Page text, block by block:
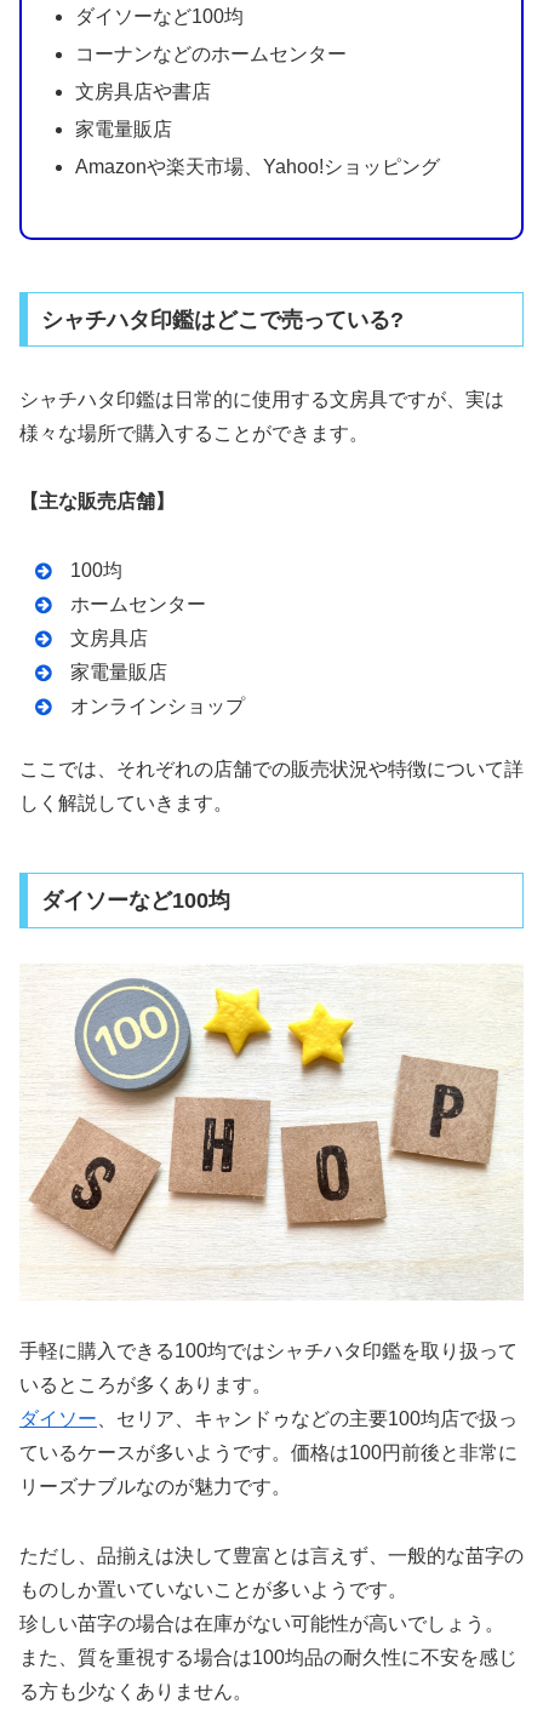
ダイソーなど100均
コーナンなどのホームセンター
文房具店や書店
家電量販店
Amazonや楽天市場、Yahoo!ショッピング
シャチハタ印鑑はどこで売っている?
シャチハタ印鑑は日常的に使用する文房具ですが、実は
様々な場所で購入することができます。
【主な販売店舗】
100均
ホームセンター
文房具店
家電量販店
オンラインショップ
ここでは、それぞれの店舗での販売状況や特徴について詳
しく解説していきます。
ダイソーなど100均
手軽に購入できる100均ではシャチハタ印鑑を取り扱って
いるところが多くあります。
ダイソー、セリア、キャンドゥなどの主要100均店で扱っ
ているケースが多いようです。価格は100円前後と非常に
リーズナブルなのが魅力です。
ただし、品揃えは決して豊富とは言えず、一般的な苗字の
ものしか置いていないことが多いようです。
珍しい苗字の場合は在庫がない可能性が高いでしょう。
また、質を重視する場合は100均品の耐久性に不安を感じ
る方も少なくありません。